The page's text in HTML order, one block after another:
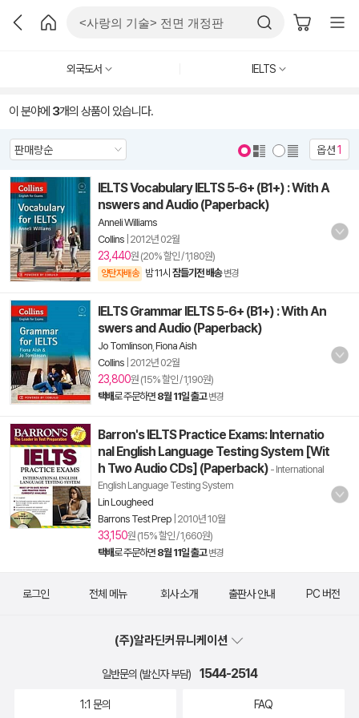
외국도서 IELTS
이 분야에 3개의 상품이 있습니다.
옵션1
IELTS Vocabulary IELTS 5-6+ (B1+) : With A
nswers and Audio (Paperback)
Anneli Williams
Collins 2012년 02월
23,440원 (20% 할인 / 1,180원)
양탄자배송 밤 11시 잠들기전 배송 변경
IELTS Grammar IELTS 5-6+ (B1+) : With An
swers and Audio (Paperback)
Jo Tomlinson Fiona Aish
Collins 2012년 02월
23,800원 (15% 할인 / 1,190원)
택배로 주문하면 8월 11일 출고 변경
Barron's IELTS Practice Exams: Internatio
nal English Language Testing System [Wit
h Two Audio CDs] (Paperback) - International
English Language Testing System
Lin Lougheed
Barrons Test Prep 2010년 10월
33,150원 (15% 할인 / 1,660원)
택배로 주문하면 8월 11일 출고 변경
로그인 전체 메뉴 회사 소개 출판사 안내 PC 버전
(주)알라딘커뮤니케이션
일반문의 (발신자 부담) 1544-2514
1:1 문의 FAQ